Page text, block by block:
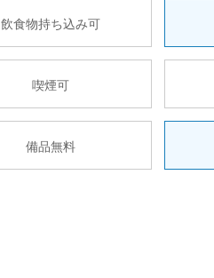
飲食物持ち込み可
喫煙可
備品無料